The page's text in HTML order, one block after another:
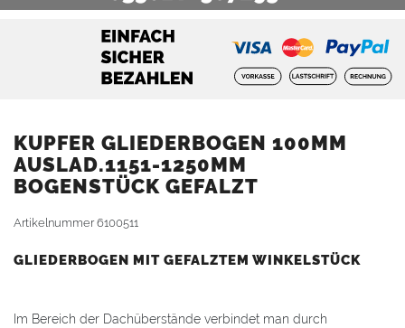
KUPFER GLIEDERBOGEN 100MM
AUSLAD.1151-1250MM
BOGENSTÜCK GEFALZT
Artikelnummer6100511
GLIEDERBOGEN MIT GEFALZTEM WINKELSTÜCK
Im Bereich der Dachüberstände verbindet man durch